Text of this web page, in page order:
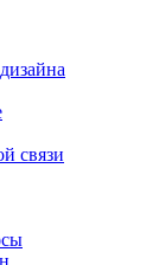
связи